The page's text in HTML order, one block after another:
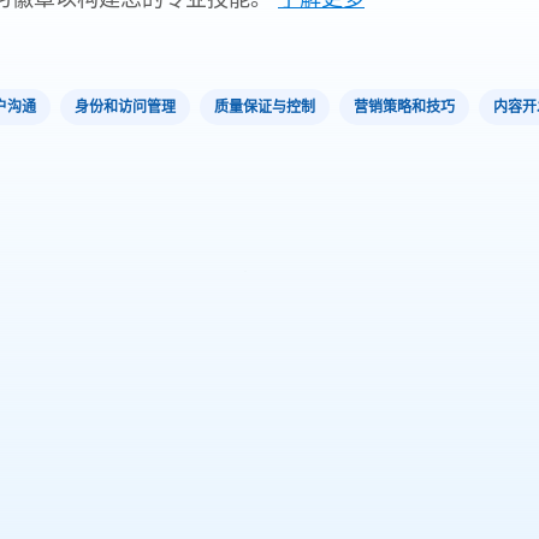
沟通 身份和访问管理 质量保证与控制 营销策略和技巧 内容